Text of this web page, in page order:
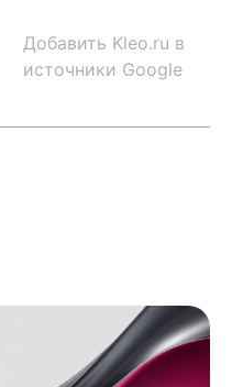
Добавить Kleo.ru в
источники Google